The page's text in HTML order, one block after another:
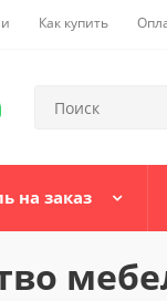
Как купить
на заказ